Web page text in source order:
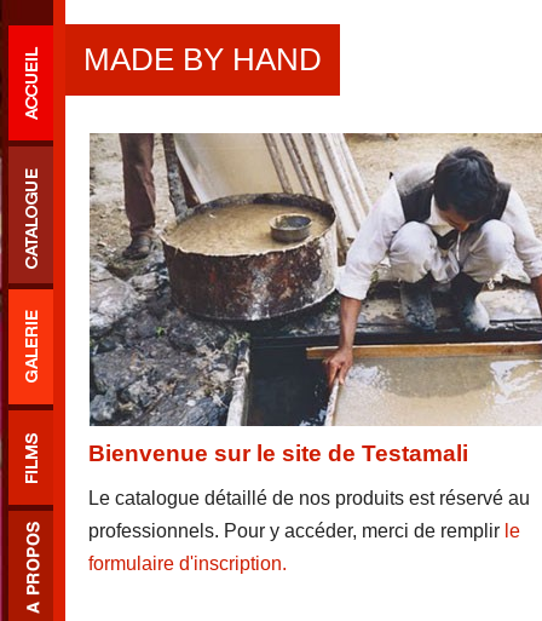
MADE BY HAND
Bienvenue sur le site de Testamali
Le catalogue détaillé de nos produits est réservé au
professionnels. Pour y accéder, merci de remplir le
formulaire d'inscription.